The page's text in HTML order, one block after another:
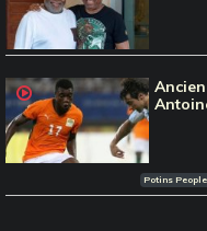
Potins People